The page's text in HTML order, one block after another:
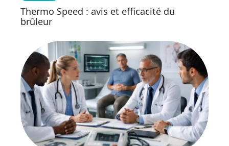
Thermo Speed : avis et efficacité du
brûleur